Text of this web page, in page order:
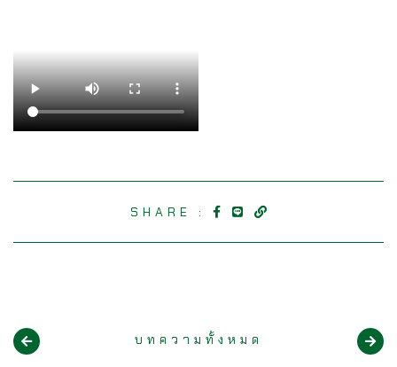
SHARE :
บทความทั้งหมด